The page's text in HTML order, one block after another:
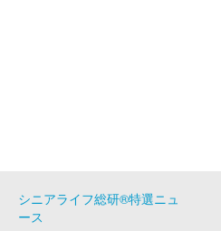
シニアライフ総研®特選ニュ
ース